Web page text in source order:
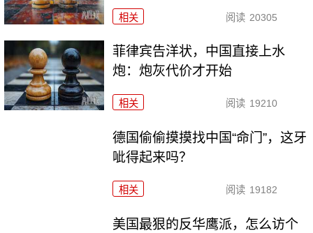
相关 阅读 20305
菲律宾告洋状，中国直接上水
炮：炮灰代价才开始
相关 阅读 19210
德国偷偷摸摸找中国“命门”，这牙
呲得起来吗？
相关 阅读 19182
美国最狠的反华鹰派，怎么访个